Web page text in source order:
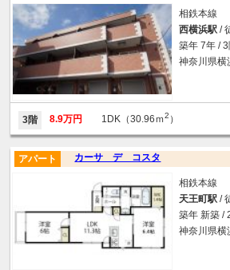
相鉄本線
西横浜駅 /
築年 7年 /
神奈川県横
3階 8.9万円 1DK（30.96ｍ2 ）
カーサ デ コスタ
アパート
相鉄本線
天王町駅 /
築年 新築 /
神奈川県横